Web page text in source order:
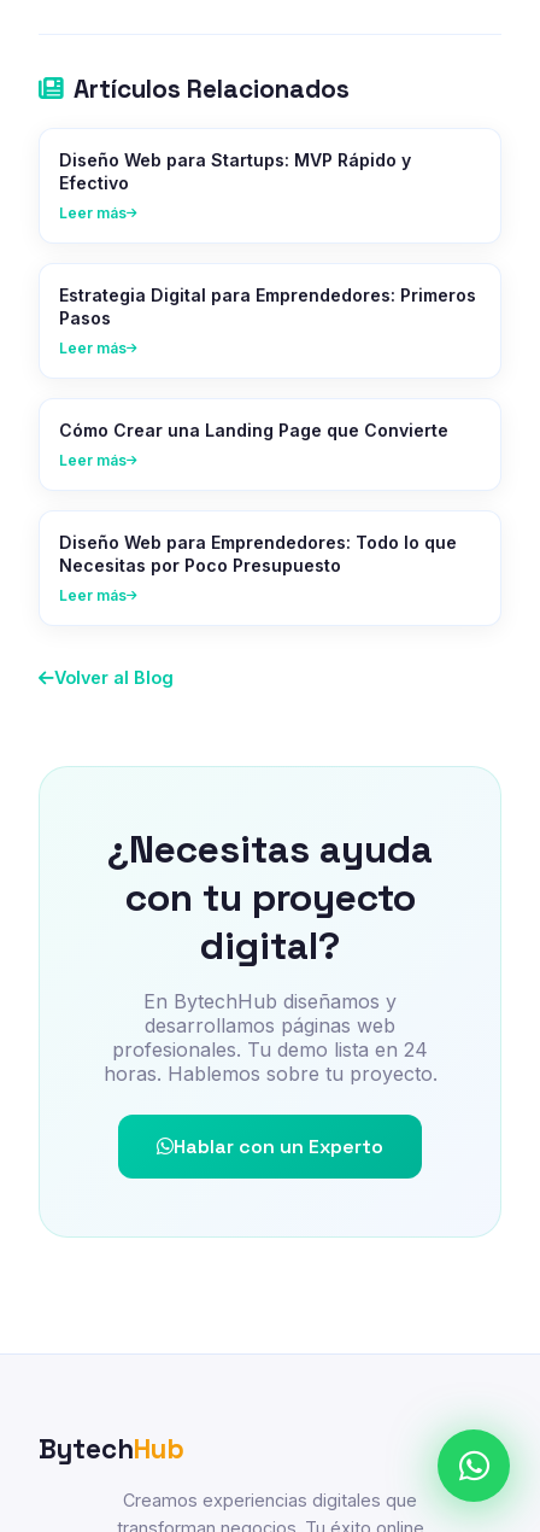
Artículos Relacionados
Diseño Web para Startups: MVP Rápido y
Efectivo
Leer más
Estrategia Digital para Emprendedores: Primeros
Pasos
Leer más
Cómo Crear una Landing Page que Convierte
Leer más
Diseño Web para Emprendedores: Todo lo que
Necesitas por Poco Presupuesto
Leer más
Volver al Blog
¿Necesitas ayuda
con tu proyecto
digital?
En BytechHub diseñamos y
desarrollamos páginas web
profesionales. Tu demo lista en 24
horas. Hablemos sobre tu proyecto.
Hablar con un Experto
BytechHub
Creamos experiencias digitales que
transforman negocios. Tu éxito online